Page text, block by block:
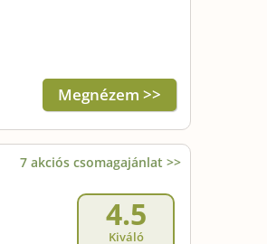
Megnézem >>
7 akciós csomagajánlat >>
4.5
Kiváló